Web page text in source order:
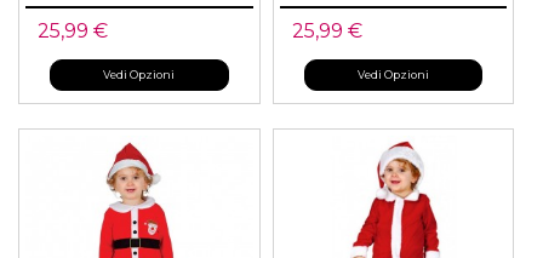
25,99 €
Vedi Opzioni
25,99 €
Vedi Opzioni